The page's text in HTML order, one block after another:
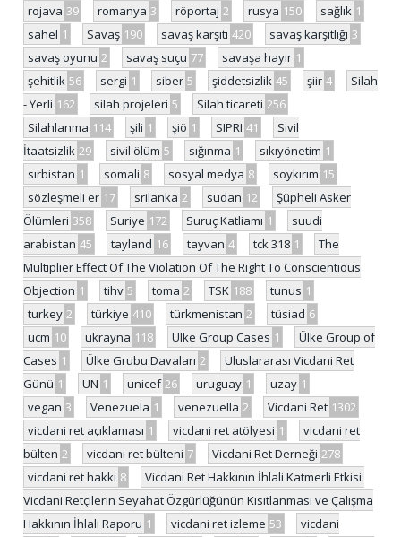
rojava 39 romanya 3 röportaj 2 rusya 150 sağlık 1
sahel 1 Savaş 190 savaş karşıtı 420 savaş karşıtlığı 3
savaş oyunu 2 savaş suçu 77 savaşa hayır 1
şehitlik 56 sergi 1 siber 5 şiddetsizlik 45 şiir 4
Silah
- Yerli 162 silah projeleri 5 Silah ticareti 256
Silahlanma 114 şili 1 şiö 1 SIPRI 41
Sivil
İtaatsizlik 29 sivil ölüm 5 sığınma 1 sıkıyönetim 1
sırbistan 1 somali 8 sosyal medya 8 soykırım 15
sözleşmeli er 17 srilanka 2 sudan 12
Şüpheli Asker
Ölümleri 358 Suriye 172 Suruç Katliamı 1
suudi
arabistan 45 tayland 16 tayvan 4 tck 318 1
The
Multiplier Effect Of The Violation Of The Right To Conscientious
Objection 1 tihv 5 toma 2 TSK 188 tunus 1
turkey 2 türkiye 410 türkmenistan 2 tüsiad 6
ucm 10 ukrayna 118 Ulke Group Cases 1
Ülke Group of
Cases 1 Ülke Grubu Davaları 2
Uluslararası Vicdani Ret
Günü 1 UN 1 unicef 26 uruguay 1 uzay 1
vegan 3 Venezuela 1 venezuella 2 Vicdani Ret 1302
vicdani ret açıklaması 1 vicdani ret atölyesi 1
vicdani ret
bülten 2 vicdani ret bülteni 7 Vicdani Ret Derneği 278
vicdani ret hakkı 8
Vicdani Ret Hakkının İhlali Katmerli Etkisi:
Vicdani Retçilerin Seyahat Özgürlüğünün Kısıtlanması ve Çalışma
Hakkının İhlali Raporu 1 vicdani ret izleme 53
vicdani